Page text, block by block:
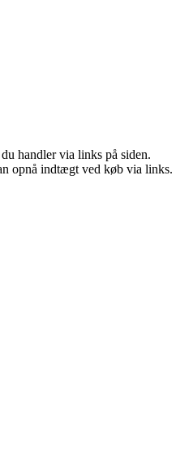
handler via links på siden.
opnå indtægt ved køb via